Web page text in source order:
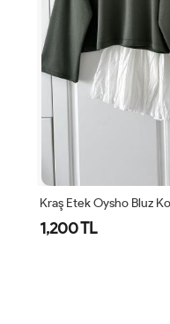
Kraş Etek Oysho Bluz Kombin Haki Beyaz Ekru Haki